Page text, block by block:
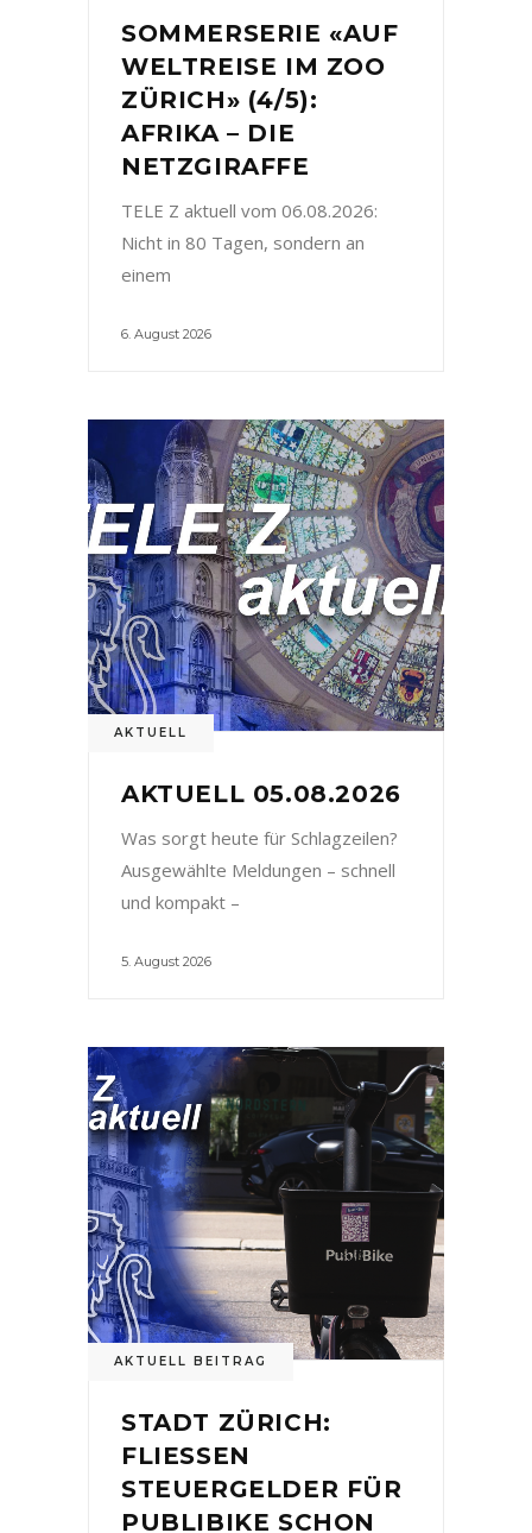
SOMMERSERIE «AUF
WELTREISE IM ZOO
ZÜRICH» (4/5):
AFRIKA – DIE
NETZGIRAFFE
TELE Z aktuell vom 06.08.2026:
Nicht in 80 Tagen, sondern an
einem
6. August 2026
AKTUELL
AKTUELL 05.08.2026
Was sorgt heute für Schlagzeilen?
Ausgewählte Meldungen – schnell
und kompakt –
5. August 2026
AKTUELL BEITRAG
STADT ZÜRICH:
FLIESSEN
STEUERGELDER FÜR
PUBLIBIKE SCHON